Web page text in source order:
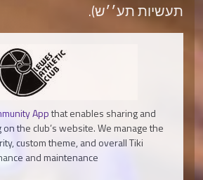
תעשיות תע׳׳ש).
Appthat enables sharing and
the club’s website. We manage the
custom theme, and overall Tiki
and maintenance.